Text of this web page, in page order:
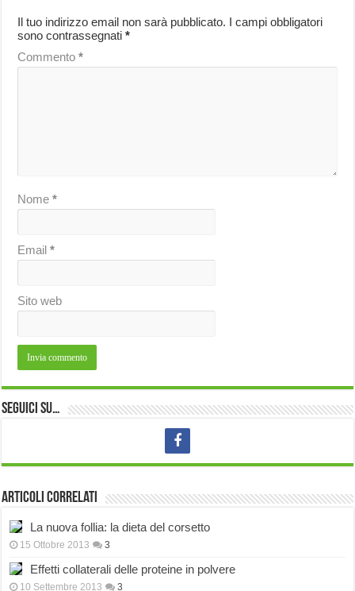
Il tuo indirizzo email non sarà pubblicato. I campi obbligatori
sono contrassegnati*
Commento*
Nome*
Email*
Sito web
Seguici su…
Articoli correlati
La nuova follia: la dieta del corsetto
15 Ottobre 2013 3
Effetti collaterali delle proteine in polvere
10 Settembre 2013 3